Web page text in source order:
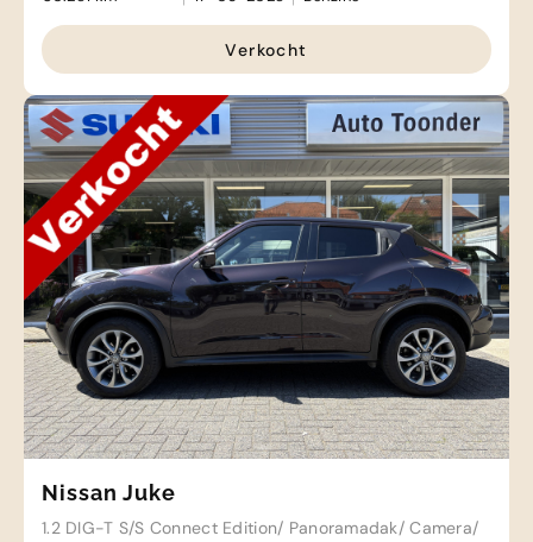
Verkocht
Nissan Juke
1.2 DIG-T S/S Connect Edition/ Panoramadak/ Camera/